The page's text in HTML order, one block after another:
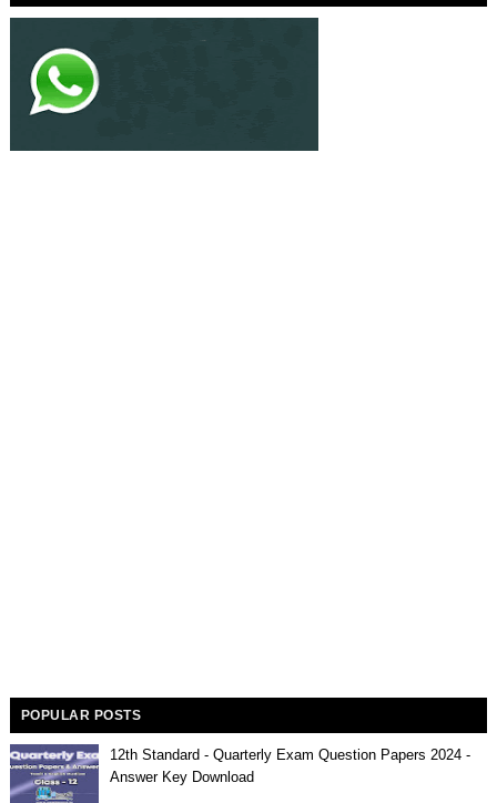
POPULAR POSTS
12th Standard - Quarterly Exam Question Papers 2024 -
Answer Key Download